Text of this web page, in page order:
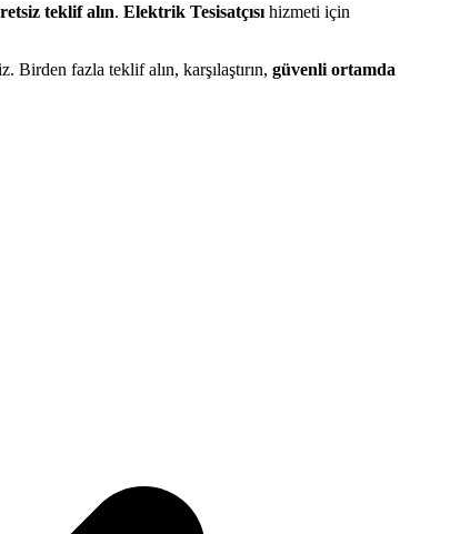
teklif alın. Elektrik Tesisatçısı hizmeti için
Birden fazla teklif alın, karşılaştırın, güvenli ortamda